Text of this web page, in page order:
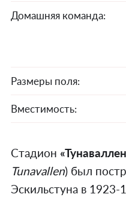
Домашняя команда:
Размеры поля:
Вместимость:
Стадион
Tunavallen) был
Эскильстуна в